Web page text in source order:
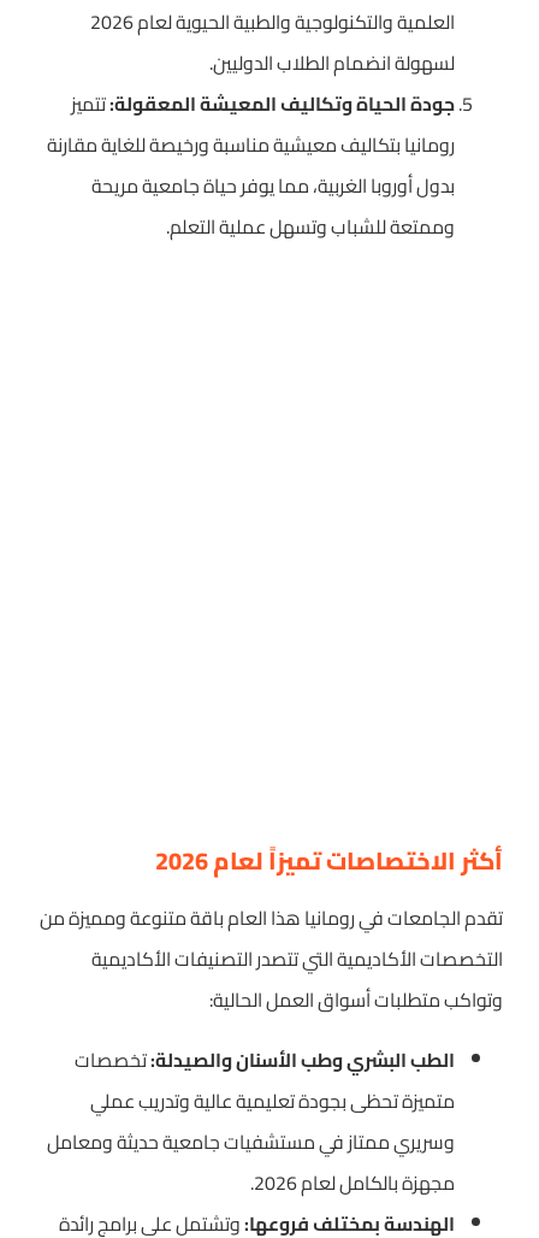
العلمية والتكنولوجية والطبية الحيوية لعام 2026
لسهولة انضمام الطلاب الدوليين.
جودة الحياة وتكاليف المعيشة المعقولة:تتميز
رومانيا بتكاليف معيشية مناسبة ورخيصة للغاية مقارنة
بدول أوروبا الغربية، مما يوفر حياة جامعية مريحة
وممتعة للشباب وتسهل عملية التعلم.
أكثر الاختصاصات تميزاً لعام 2026
تقدم الجامعات في رومانيا هذا العام باقة متنوعة ومميزة من
التخصصات الأكاديمية التي تتصدر التصنيفات الأكاديمية
وتواكب متطلبات أسواق العمل الحالية:
الطب البشري وطب الأسنان والصيدلة:تخصصات
متميزة تحظى بجودة تعليمية عالية وتدريب عملي
وسريري ممتاز في مستشفيات جامعية حديثة ومعامل
مجهزة بالكامل لعام 2026.
الهندسة بمختلف فروعها:وتشتمل على برامج رائدة